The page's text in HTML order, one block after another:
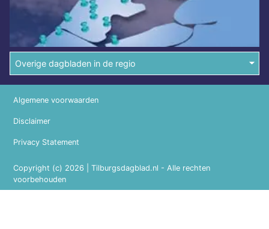
Overige dagbladen in de regio
Copyright (c) 2026 | Tilburgsdagblad.nl - Alle rechten
voorbehouden
Algemene voorwaarden
Disclaimer
Privacy Statement